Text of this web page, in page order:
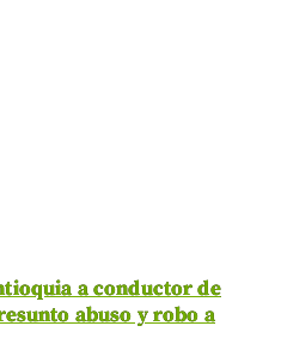
a conductor de
abuso y robo a